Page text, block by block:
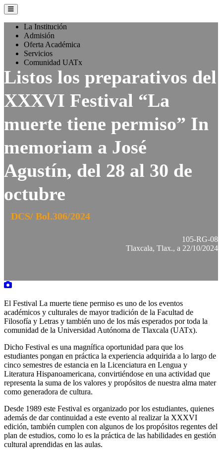
La Institución
Admisión
Oferta Académica
Servicios
Comunidad UATx
Listos los preparativos del
XXXVI Festival “La
muerte tiene permiso” In
memoriam a José
Agustín, del 28 al 30 de
octubre
DCS/ Bol.306/2024
105-RG-08
Tlaxcala, Tlax., a 22/10/2024
El Festival La muerte tiene permiso es uno de los eventos
académicos y culturales de mayor tradición de la Facultad de
Filosofía y Letras y también uno de los más esperados por toda la
comunidad de la Universidad Autónoma de Tlaxcala (UATx).
Dicho Festival es una magnífica oportunidad para que los
estudiantes pongan en práctica la experiencia adquirida a lo largo de
cinco semestres de estancia en la Licenciatura en Lengua y
Literatura Hispanoamericana, convirtiéndose en una actividad que
representa la suma de los valores y propósitos de nuestra alma mater
como generadora de cultura.
Desde 1989 este Festival es organizado por los estudiantes, quienes
además de dar continuidad a este evento al realizar la XXXVI
edición, también cumplen con algunos de los propósitos regentes del
plan de estudios, como lo es la práctica de las habilidades en gestión
cultural aprendidas en las aulas.